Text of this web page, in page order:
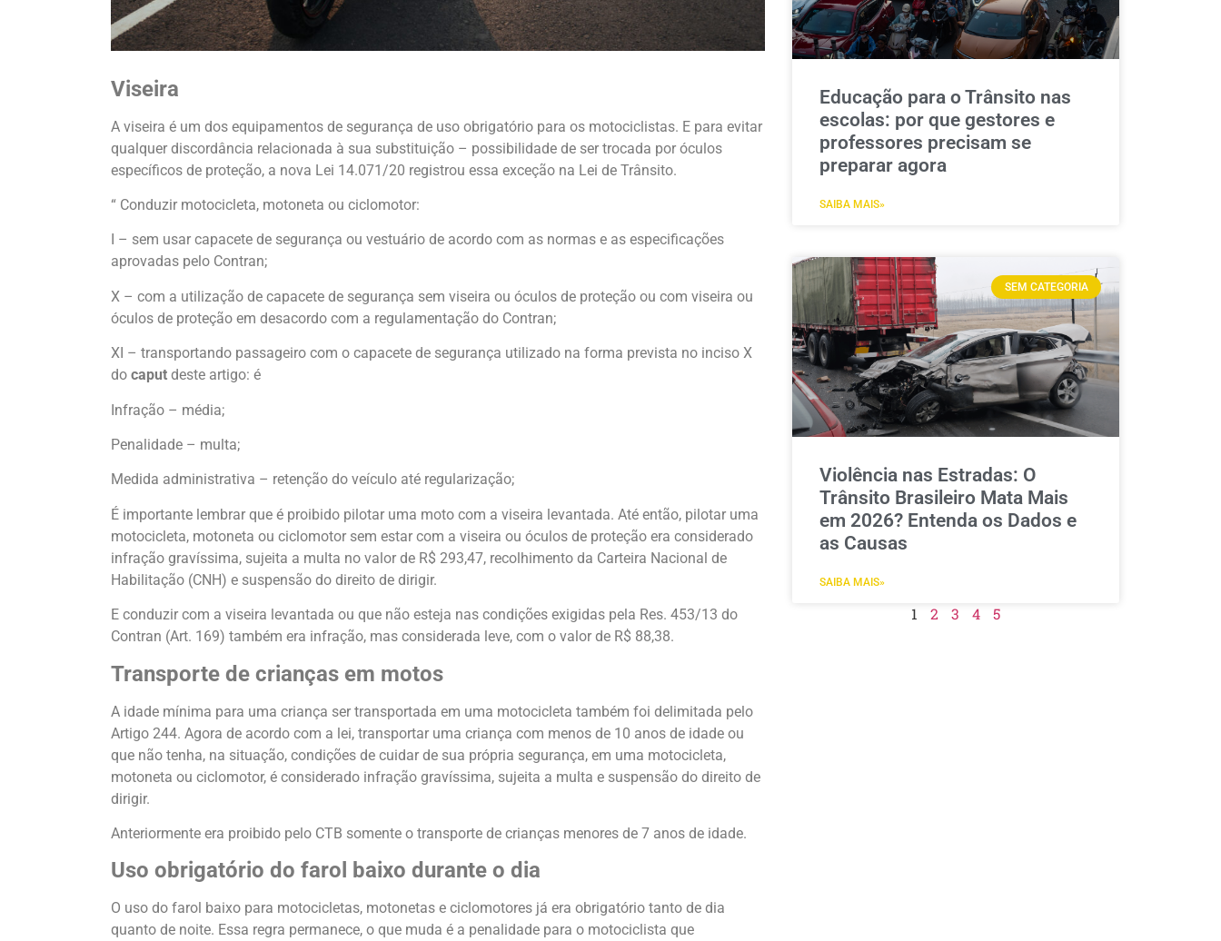
Viseira
A viseira é um dos equipamentos de segurança de uso obrigatório para os motociclistas. E para evitar
qualquer discordância relacionada à sua substituição – possibilidade de ser trocada por óculos
específicos de proteção, a nova Lei 14.071/20 registrou essa exceção na Lei de Trânsito.
“ Conduzir motocicleta, motoneta ou ciclomotor:
I – sem usar capacete de segurança ou vestuário de acordo com as normas e as especificações
aprovadas pelo Contran;
X – com a utilização de capacete de segurança sem viseira ou óculos de proteção ou com viseira ou
óculos de proteção em desacordo com a regulamentação do Contran;
XI – transportando passageiro com o capacete de segurança utilizado na forma prevista no inciso X
do caput deste artigo: é
Infração – média;
Penalidade – multa;
Medida administrativa – retenção do veículo até regularização;
É importante lembrar que é proibido pilotar uma moto com a viseira levantada. Até então, pilotar uma
motocicleta, motoneta ou ciclomotor sem estar com a viseira ou óculos de proteção era considerado
infração gravíssima, sujeita a multa no valor de R$ 293,47, recolhimento da Carteira Nacional de
Habilitação (CNH) e suspensão do direito de dirigir.
E conduzir com a viseira levantada ou que não esteja nas condições exigidas pela Res. 453/13 do
Contran (Art. 169) também era infração, mas considerada leve, com o valor de R$ 88,38.
Transporte de crianças em motos
A idade mínima para uma criança ser transportada em uma motocicleta também foi delimitada pelo
Artigo 244. Agora de acordo com a lei, transportar uma criança com menos de 10 anos de idade ou
que não tenha, na situação, condições de cuidar de sua própria segurança, em uma motocicleta,
motoneta ou ciclomotor, é considerado infração gravíssima, sujeita a multa e suspensão do direito de
dirigir.
Anteriormente era proibido pelo CTB somente o transporte de crianças menores de 7 anos de idade.
Uso obrigatório do farol baixo durante o dia
O uso do farol baixo para motocicletas, motonetas e ciclomotores já era obrigatório tanto de dia
quanto de noite. Essa regra permanece, o que muda é a penalidade para o motociclista que
Educação para o Trânsito nas
escolas: por que gestores e
professores precisam se
preparar agora
SAIBA MAIS»
SEM CATEGORIA
Violência nas Estradas: O
Trânsito Brasileiro Mata Mais
em 2026? Entenda os Dados e
as Causas
SAIBA MAIS»
1 2 3 4 5